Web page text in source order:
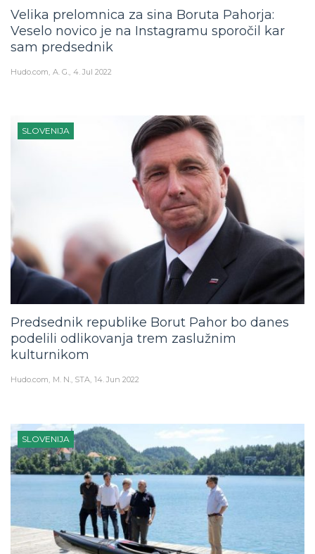
Velika prelomnica za sina Boruta Pahorja:
Veselo novico je na Instagramu sporočil kar
sam predsednik
Hudo.com A. G. 4. Jul 2022
SLOVENIJA
Predsednik republike Borut Pahor bo danes
podelili odlikovanja trem zaslužnim
kulturnikom
Hudo.com M. N., STA 14. Jun 2022
SLOVENIJA